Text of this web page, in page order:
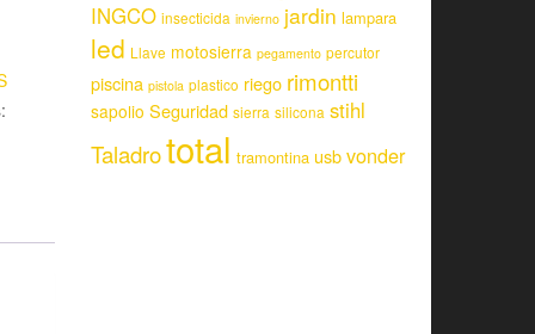
INGCO insecticida invierno jardin lampara
led Llave motosierra pegamento percutor
piscina pistola plastico riego rimontti
sapolio Seguridad sierra silicona stihl
Taladrototal tramontina usbvonder